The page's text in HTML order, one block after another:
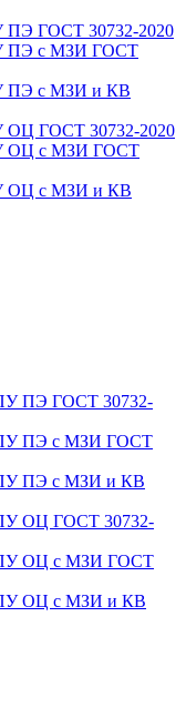
ПЭ ГОСТ 30732-2020
ПЭ с МЗИ ГОСТ
ПЭ с МЗИ и КВ
ОЦ ГОСТ 30732-2020
ОЦ с МЗИ ГОСТ
ОЦ с МЗИ и КВ
ПЭ ГОСТ 30732-
ППУ ПЭ с МЗИ ГОСТ
ПЭ с МЗИ и КВ
ОЦ ГОСТ 30732-
ППУ ОЦ с МЗИ ГОСТ
ОЦ с МЗИ и КВ